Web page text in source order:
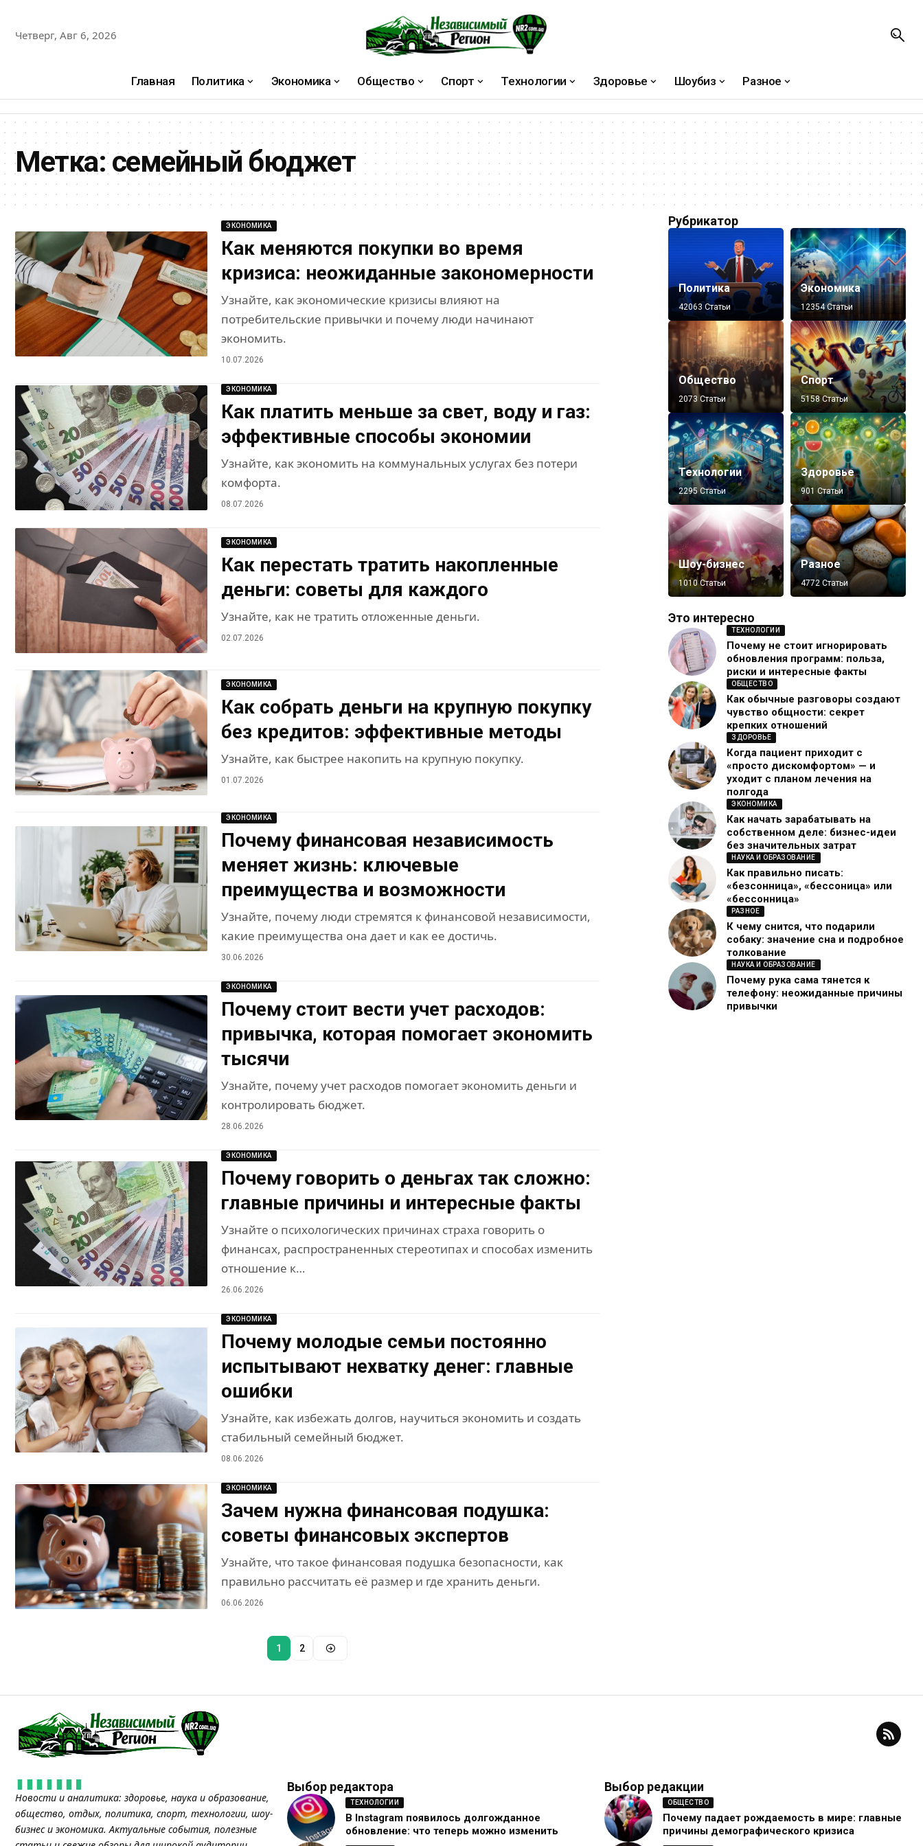
Четверг, Авг 6, 2026
Главная Политика Экономика Общество Спорт Технологии Здоровье Шоубиз Разное
Метка:семейный бюджет
ЭКОНОМИКА
Как меняются покупки во время
кризиса: неожиданные закономерности
Узнайте, как экономические кризисы влияют на
потребительские привычки и почему люди начинают
экономить.
10.07.2026
ЭКОНОМИКА
Как платить меньше за свет, воду и газ:
эффективные способы экономии
Узнайте, как экономить на коммунальных услугах без потери
комфорта.
08.07.2026
ЭКОНОМИКА
Как перестать тратить накопленные
деньги: советы для каждого
Узнайте, как не тратить отложенные деньги.
02.07.2026
ЭКОНОМИКА
Как собрать деньги на крупную покупку
без кредитов: эффективные методы
Узнайте, как быстрее накопить на крупную покупку.
01.07.2026
ЭКОНОМИКА
Почему финансовая независимость
меняет жизнь: ключевые
преимущества и возможности
Узнайте, почему люди стремятся к финансовой независимости,
какие преимущества она дает и как ее достичь.
30.06.2026
ЭКОНОМИКА
Почему стоит вести учет расходов:
привычка, которая помогает экономить
тысячи
Узнайте, почему учет расходов помогает экономить деньги и
контролировать бюджет.
28.06.2026
ЭКОНОМИКА
Почему говорить о деньгах так сложно:
главные причины и интересные факты
Узнайте о психологических причинах страха говорить о
финансах, распространенных стереотипах и способах изменить
отношение к…
26.06.2026
ЭКОНОМИКА
Почему молодые семьи постоянно
испытывают нехватку денег: главные
ошибки
Узнайте, как избежать долгов, научиться экономить и создать
стабильный семейный бюджет.
08.06.2026
ЭКОНОМИКА
Зачем нужна финансовая подушка:
советы финансовых экспертов
Узнайте, что такое финансовая подушка безопасности, как
правильно рассчитать её размер и где хранить деньги.
06.06.2026
1 2
Рубрикатор
Политика
42063 Статьи
Экономика
12354 Статьи
Общество
2073 Статьи
Спорт
5158 Статьи
Технологии
2295 Статьи
Здоровье
901 Статьи
Шоу-бизнес
1010 Статьи
Разное
4772 Статьи
Это интересно
ТЕХНОЛОГИИ
Почему не стоит игнорировать
обновления программ: польза,
риски и интересные факты
ОБЩЕСТВО
Как обычные разговоры создают
чувство общности: секрет
крепких отношений
ЗДОРОВЬЕ
Когда пациент приходит с
«просто дискомфортом» — и
уходит с планом лечения на
полгода
ЭКОНОМИКА
Как начать зарабатывать на
собственном деле: бизнес-идеи
без значительных затрат
НАУКА И ОБРАЗОВАНИЕ
Как правильно писать:
«безсонница», «бессоница» или
«бессонница»
РАЗНОЕ
К чему снится, что подарили
собаку: значение сна и подробное
толкование
НАУКА И ОБРАЗОВАНИЕ
Почему рука сама тянется к
телефону: неожиданные причины
привычки
Новости и аналитика: здоровье, наука и образование,
общество, отдых, политика, спорт, технологии, шоу-
бизнес и экономика. Актуальные события, полезные
Выбор редактора
ТЕХНОЛОГИИ
В Instagram появилось долгожданное
обновление: что теперь можно изменить
Выбор редакции
ОБЩЕСТВО
Почему падает рождаемость в мире: главные
причины демографического кризиса